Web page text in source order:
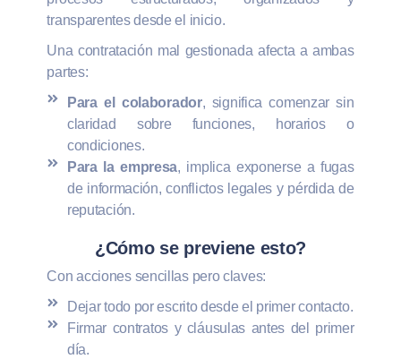
transparentes desde el inicio.
Una contratación mal gestionada afecta a ambas
partes:
Para el colaborador, significa comenzar sin
claridad sobre funciones, horarios o
condiciones.
Para la empresa, implica exponerse a fugas
de información, conflictos legales y pérdida de
reputación.
¿Cómo se previene esto?
Con acciones sencillas pero claves:
Dejar todo por escrito desde el primer contacto.
Firmar contratos y cláusulas antes del primer
día.